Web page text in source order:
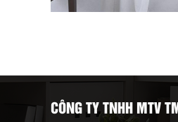
CÔNG TY TNHH MTV